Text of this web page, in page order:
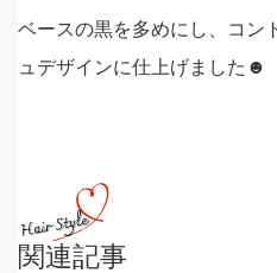
ベースの黒を多めにし、コン
ュデザインに仕上げました☻
関連記事